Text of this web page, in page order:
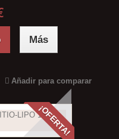
Más
Añadir para comparar
¡OFERTA!